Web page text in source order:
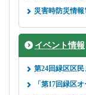
災害時防災情
イベント情報
第24回緑区区
「第17回緑区